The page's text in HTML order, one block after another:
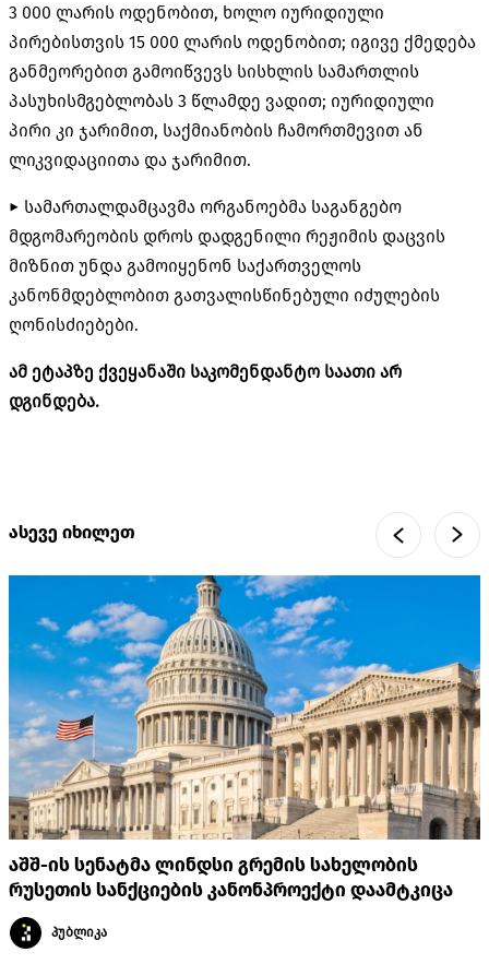
3 000 ლარის ოდენობით, ხოლო იურიდიული
პირებისთვის 15 000 ლარის ოდენობით; იგივე ქმედება
განმეორებით გამოიწვევს სისხლის სამართლის
პასუხისმგებლობას 3 წლამდე ვადით; იურიდიული
პირი კი ჯარიმით, საქმიანობის ჩამორთმევით ან
ლიკვიდაციითა და ჯარიმით.
► სამართალდამცავმა ორგანოებმა საგანგებო
მდგომარეობის დროს დადგენილი რეჟიმის დაცვის
მიზნით უნდა გამოიყენონ საქართველოს
კანონმდებლობით გათვალისწინებული იძულების
ღონისძიებები.
ამ ეტაპზე ქვეყანაში საკომენდანტო საათი არ
დგინდება.
ასევე იხილეთ
აშშ-ის სენატმა ლინდსი გრემის სახელობის
რუსეთის სანქციების კანონპროექტი დაამტკიცა
პუბლიკა